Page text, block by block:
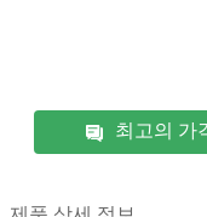
최고의 가